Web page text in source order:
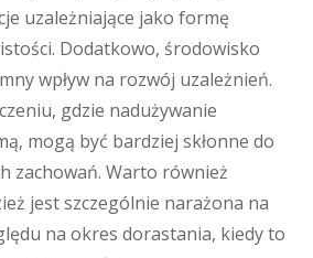
uzależniające jako formę
Dodatkowo, środowisko
wpływ na rozwój uzależnień.
gdzie nadużywanie
mogą być bardziej skłonne do
zachowań. Warto również
jest szczególnie narażona na
na okres dorastania, kiedy to